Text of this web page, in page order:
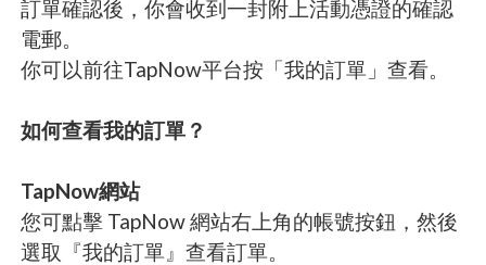
訂單確認後，你會收到一封附上活動憑證的確認
電郵。
你可以前往TapNow平台按「我的訂單」查看。
如何查看我的訂單？
TapNow網站
您可點擊 TapNow 網站右上角的帳號按鈕，然後
選取『我的訂單』查看訂單。